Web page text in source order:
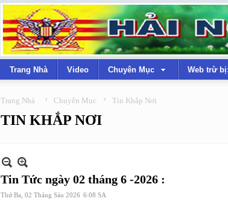
Trang Nhà Video Chuyên Mục Web trừ
Trang Nhà › Chuyên Mục › Tin Khắp Nơi
TIN KHẮP NƠI
Tin Tức ngày 02 tháng 6 -2026 :
Thứ Ba, 02 Tháng Sáu 2026 6:08 SA